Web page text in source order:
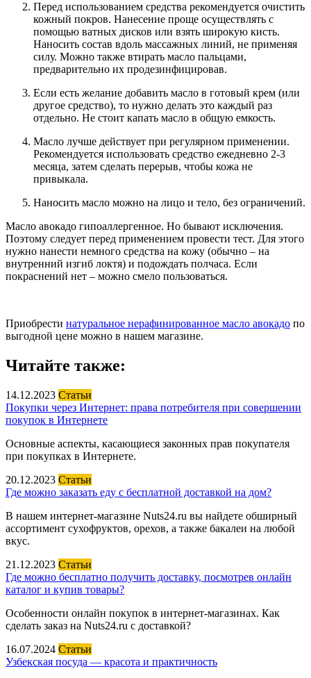
Перед использованием средства рекомендуется очистить
кожный покров. Нанесение проще осуществлять с
помощью ватных дисков или взять широкую кисть.
Наносить состав вдоль массажных линий, не применяя
силу. Можно также втирать масло пальцами,
предварительно их продезинфицировав.
Если есть желание добавить масло в готовый крем (или
другое средство), то нужно делать это каждый раз
отдельно. Не стоит капать масло в общую емкость.
Масло лучше действует при регулярном применении.
Рекомендуется использовать средство ежедневно 2-3
месяца, затем сделать перерыв, чтобы кожа не
привыкала.
Наносить масло можно на лицо и тело, без ограничений.
Масло авокадо гипоаллергенное. Но бывают исключения.
Поэтому следует перед применением провести тест. Для этого
нужно нанести немного средства на кожу (обычно – на
внутренний изгиб локтя) и подождать полчаса. Если
покраснений нет – можно смело пользоваться.
Приобрести натуральное нерафинированное масло авокадо по
выгодной цене можно в нашем магазине.
Читайте также:
14.12.2023 Статьи
Покупки через Интернет: права потребителя при совершении
покупок в Интернете
Основные аспекты, касающиеся законных прав покупателя
при покупках в Интернете.
20.12.2023 Статьи
Где можно заказать еду с бесплатной доставкой на дом?
В нашем интернет-магазине Nuts24.ru вы найдете обширный
ассортимент сухофруктов, орехов, а также бакалеи на любой
вкус.
21.12.2023 Статьи
Где можно бесплатно получить доставку, посмотрев онлайн
каталог и купив товары?
Особенности онлайн покупок в интернет-магазинах. Как
сделать заказ на Nuts24.ru с доставкой?
16.07.2024 Статьи
Узбекская посуда — красота и практичность